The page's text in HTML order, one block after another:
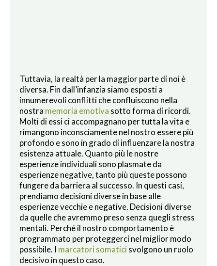
Tuttavia, la realtà per la maggior parte di noi è
diversa. Fin dall’infanzia siamo esposti a
innumerevoli conflitti che confluiscono nella
nostra memoria emotiva sotto forma di ricordi.
Molti di essi ci accompagnano per tutta la vita e
rimangono inconsciamente nel nostro essere più
profondo e sono in grado di influenzare la nostra
esistenza attuale. Quanto più le nostre
esperienze individuali sono plasmate da
esperienze negative, tanto più queste possono
fungere da barriera al successo. In questi casi,
prendiamo decisioni diverse in base alle
esperienze vecchie e negative. Decisioni diverse
da quelle che avremmo preso senza quegli stress
mentali. Perché il nostro comportamento è
programmato per proteggerci nel miglior modo
possibile. I marcatori somaticisvolgono un ruolo
decisivo in questo caso.